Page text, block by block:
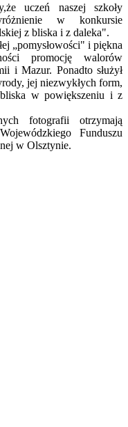
uczeń naszej szkoły
w konkursie
z bliska i z daleka".
„pomysłowości" i piękna
promocję walorów
i Mazur. Ponadto służył
jej niezwykłych form,
w powiększeniu i z
fotografii otrzymają
Funduszu
w Olsztynie.